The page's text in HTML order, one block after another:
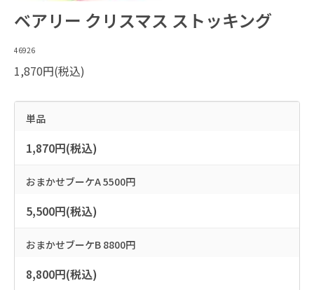
ベアリー クリスマス ストッキング
46926
1,870円(税込)
単品
1,870円(税込)
おまかせブーケA 5500円
5,500円(税込)
おまかせブーケB 8800円
8,800円(税込)